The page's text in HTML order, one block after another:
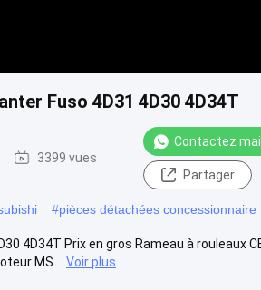
Fuso 4D31 4D30 4D34T
3399 vues
Contactez
Partager
#pièces détachées concessionnaire
4D34T Prix en gros Rameau à rouleaux
MS...
Voir plus